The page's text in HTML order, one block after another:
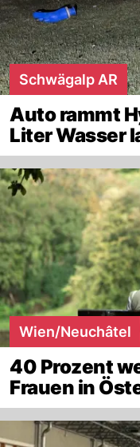
Schwägalp AR
Auto rammt
Liter Wasser
Wien/Neuchâtel
40 Prozent
Frauen in